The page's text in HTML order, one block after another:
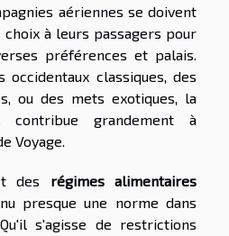
aériennes se doivent
à leurs passagers pour
préférences et palais.
classiques, des
ou des mets exotiques, la
contribue grandement à
Voyage.
des régimes alimentaires
presque une norme dans
s'agisse de restrictions